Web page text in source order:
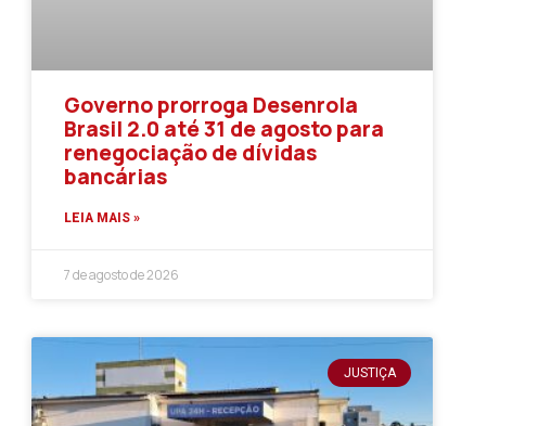
Governo prorroga Desenrola
Brasil 2.0 até 31 de agosto para
renegociação de dívidas
bancárias
LEIA MAIS »
7 de agosto de 2026
JUSTIÇA